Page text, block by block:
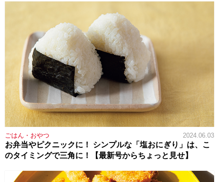
ごはん・おやつ 2024.06.03
お弁当やピクニックに！ シンプルな「塩おにぎり」は、こ
のタイミングで三角に！【最新号からちょっと見せ】